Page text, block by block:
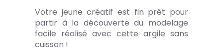
Votre jeune créatif est fin prêt pour
partir à la découverte du modelage
facile réalisé avec cette argile sans
cuisson !